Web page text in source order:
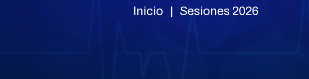
Inicio Sesiones 2026